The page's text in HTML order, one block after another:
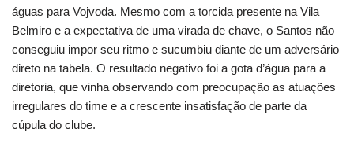
águas para Vojvoda. Mesmo com a torcida presente na Vila
Belmiro e a expectativa de uma virada de chave, o Santos não
conseguiu impor seu ritmo e sucumbiu diante de um adversário
direto na tabela. O resultado negativo foi a gota d’água para a
diretoria, que vinha observando com preocupação as atuações
irregulares do time e a crescente insatisfação de parte da
cúpula do clube.